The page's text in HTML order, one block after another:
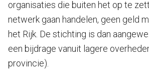
organisaties die buiten het op te
netwerk gaan handelen, geen geld
het Rijk. De stichting is dan
een bijdrage vanuit lagere
provincie).